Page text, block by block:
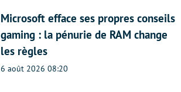
Microsoft efface ses propres conseils
gaming : la pénurie de RAM change
les règles
6 août 2026 08:20